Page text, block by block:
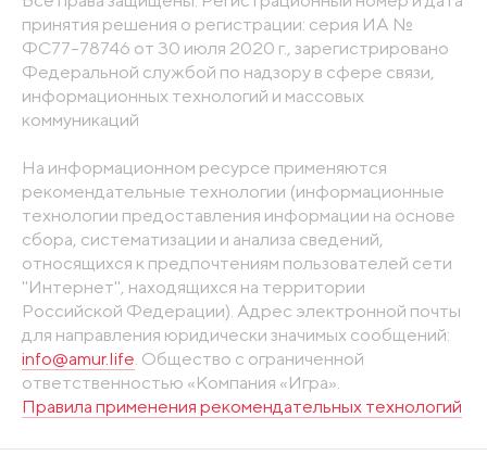
принятия решения о регистрации: серия ИА №
ФС77-78746 от 30 июля 2020 г., зарегистрировано
Федеральной службой по надзору в сфере связи,
информационных технологий и массовых
коммуникаций
На информационном ресурсе применяются
рекомендательные технологии (информационные
технологии предоставления информации на основе
сбора, систематизации и анализа сведений,
относящихся к предпочтениям пользователей сети
"Интернет", находящихся на территории
Российской Федерации). Адрес электронной почты
для направления юридически значимых сообщений:
info@amur.life . Общество с ограниченной
ответственностью «Компания «Игра».
Правила применения рекомендательных технологий